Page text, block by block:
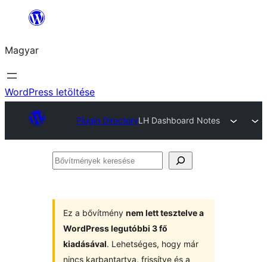
Ugrás
tartalomhoz
Magyar
WordPress letöltése
Plugin DirectoryLH Dashboard Notes
Bővítmények
Ez a bővítmény nem lett tesztelve a
WordPress legutóbbi 3 fő
kiadásával. Lehetséges, hogy már
nincs karbantartva, frissítve és a